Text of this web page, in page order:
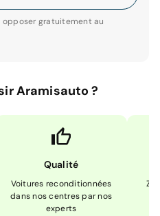
gratuitement au
Aramisauto ?
Qualité
Voitures reconditionnées
dans nos centres par nos
experts